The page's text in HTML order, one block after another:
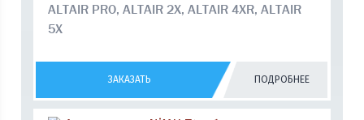
ALTAIR PRO, ALTAIR 2X, ALTAIR 4XR, ALTAIR
5X
ЗАКАЗАТЬ ПОДРОБНЕЕ